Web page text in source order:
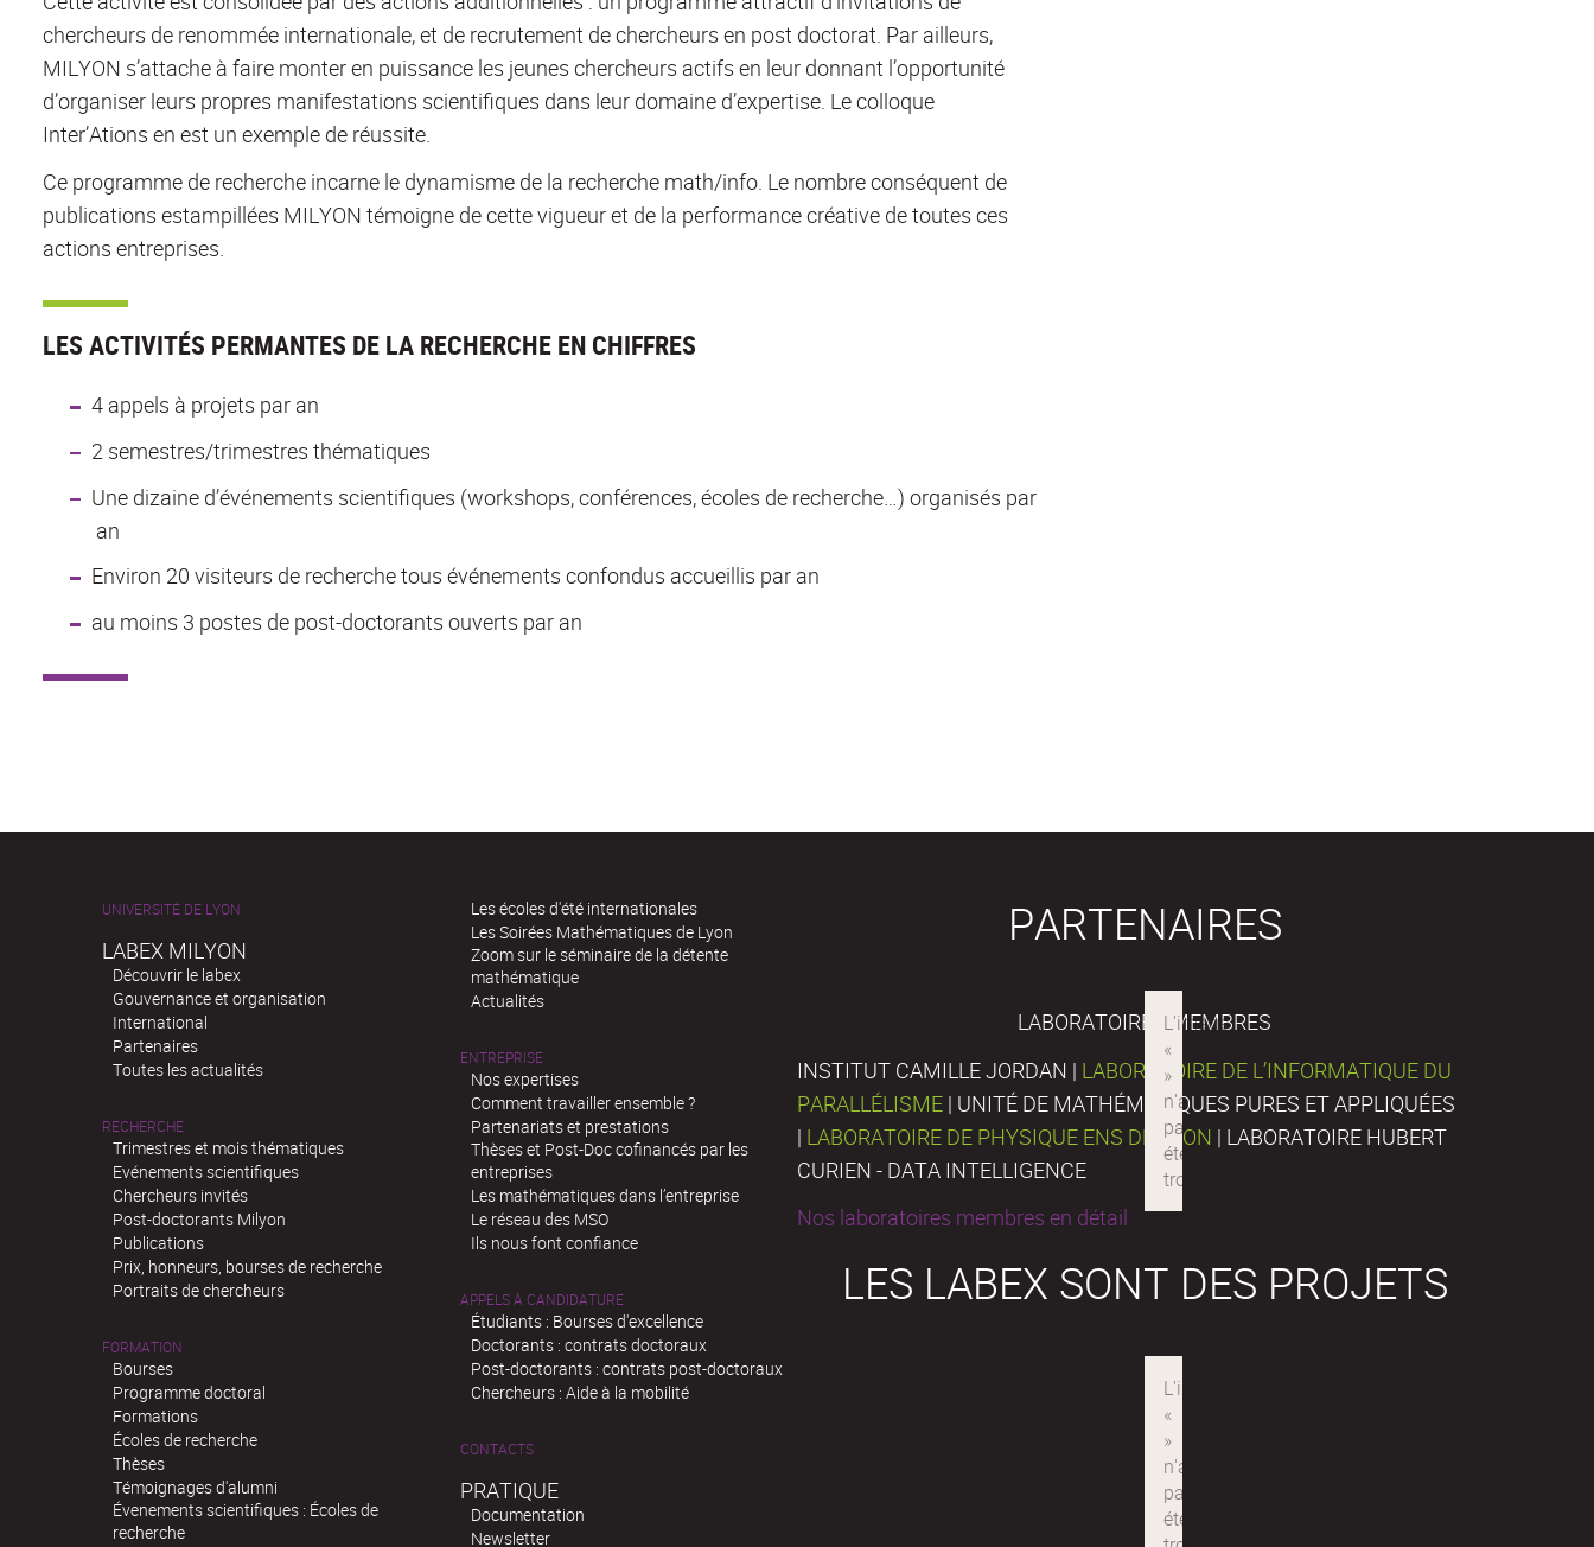
chercheurs de renommée internationale, et de recrutement de chercheurs en post doctorat. Par ailleurs,
MILYON s’attache à faire monter en puissance les jeunes chercheurs actifs en leur donnant l’opportunité
d’organiser leurs propres manifestations scientifiques dans leur domaine d’expertise. Le colloque
Inter’Ations en est un exemple de réussite.
Ce programme de recherche incarne le dynamisme de la recherche math/info. Le nombre conséquent de
publications estampillées MILYON témoigne de cette vigueur et de la performance créative de toutes ces
actions entreprises.
LES ACTIVITÉS PERMANTES DE LA RECHERCHE EN CHIFFRES
4 appels à projets par an
2 semestres/trimestres thématiques
Une dizaine d’événements scientifiques (workshops, conférences, écoles de recherche…) organisés par
an
Environ 20 visiteurs de recherche tous événements confondus accueillis par an
au moins 3 postes de post-doctorants ouverts par an
UNIVERSITÉ DE LYON
LABEX MILYON
Découvrir le labex
Gouvernance et organisation
International
Partenaires
Toutes les actualités
RECHERCHE
Trimestres et mois thématiques
Evénements scientifiques
Chercheurs invités
Post-doctorants Milyon
Publications
Prix, honneurs, bourses de recherche
Portraits de chercheurs
FORMATION
Bourses
Programme doctoral
Formations
Écoles de recherche
Thèses
Témoignages d'alumni
Évenements scientifiques : Écoles de
recherche
Les écoles d'été internationales
Les Soirées Mathématiques de Lyon
Zoom sur le séminaire de la détente
mathématique
Actualités
ENTREPRISE
Nos expertises
Comment travailler ensemble ?
Partenariats et prestations
Thèses et Post-Doc cofinancés par les
entreprises
Les mathématiques dans l’entreprise
Le réseau des MSO
Ils nous font confiance
APPELS À CANDIDATURE
Étudiants : Bourses d'excellence
Doctorants : contrats doctoraux
Post-doctorants : contrats post-doctoraux
Chercheurs : Aide à la mobilité
CONTACTS
PRATIQUE
Documentation
Newsletter
PARTENAIRES
LABORATOIRES MEMBRES
INSTITUT CAMILLE JORDAN | LABORATOIRE DE L’INFORMATIQUE DU
PARALLÉLISME | UNITÉ DE MATHÉMATIQUES PURES ET APPLIQUÉES
| LABORATOIRE DE PHYSIQUE ENS DE LYON | LABORATOIRE HUBERT
CURIEN - DATA INTELLIGENCE
Nos laboratoires membres en détail
LES LABEX SONT DES PROJETS